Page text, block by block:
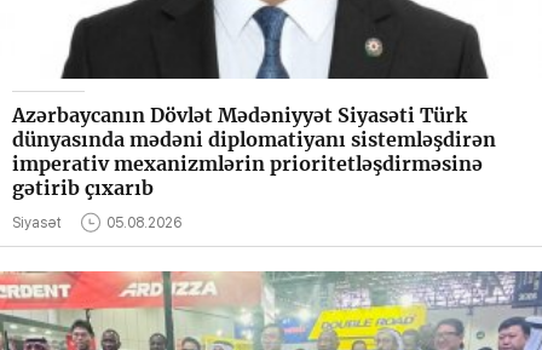
Azərbaycanın Dövlət Mədəniyyət Siyasəti Türk
dünyasında mədəni diplomatiyanı sistemləşdirən
imperativ mexanizmlərin prioritetləşdirməsinə
gətirib çıxarıb
Siyasət 05.08.2026